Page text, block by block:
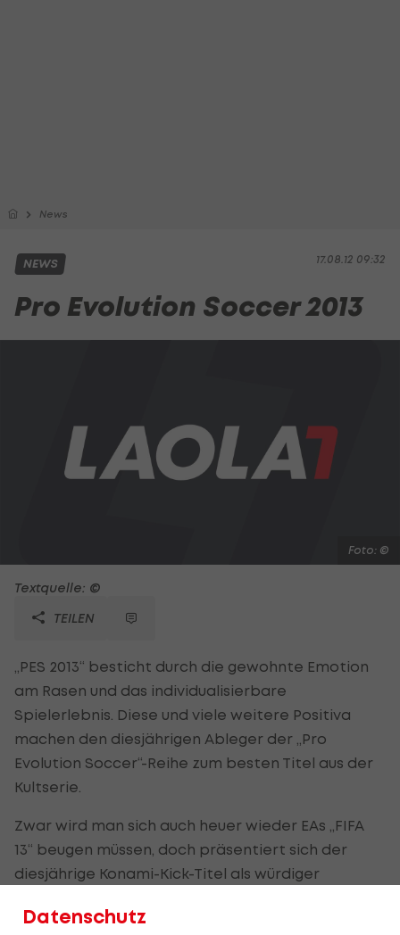
News
17.08.12 09:32
NEWS
Pro Evolution Soccer 2013
Foto: ©
Textquelle: ©
TEILEN
„PES 2013“ besticht durch die gewohnte Emotion
am Rasen und das individualisierbare
Spielerlebnis. Diese und viele weitere Positiva
machen den diesjährigen Ableger der „Pro
Evolution Soccer“-Reihe zum besten Titel aus der
Kultserie.
Zwar wird man sich auch heuer wieder EAs „FIFA
13“ beugen müssen, doch präsentiert sich der
diesjährige Konami-Kick-Titel als würdiger
zucken jedem Fußballbegeisterten empfehlen
Datenschutz